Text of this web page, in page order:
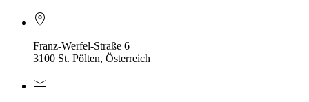
Franz-Werfel-Straße 6
3100 St. Pölten, Österreich